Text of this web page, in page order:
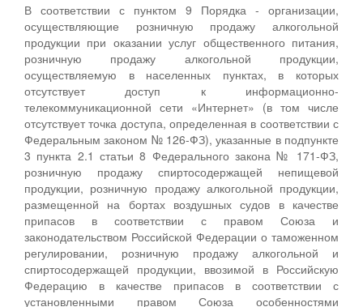
В соответствии с пунктом 9 Порядка - организации,
осуществляющие розничную продажу алкогольной
продукции при оказании услуг общественного питания,
розничную продажу алкогольной продукции,
осуществляемую в населенных пунктах, в которых
отсутствует доступ к информационно-
телекоммуникационной сети «Интернет» (в том числе
отсутствует точка доступа, определенная в соответствии с
Федеральным законом № 126-ФЗ), указанные в подпункте
3 пункта 2.1 статьи 8 Федерального закона № 171-ФЗ,
розничную продажу спиртосодержащей непищевой
продукции, розничную продажу алкогольной продукции,
размещенной на бортах воздушных судов в качестве
припасов в соответствии с правом Союза и
законодательством Российской Федерации о таможенном
регулировании, розничную продажу алкогольной и
спиртосодержащей продукции, ввозимой в Российскую
Федерацию в качестве припасов в соответствии с
установленными правом Союза особенностями